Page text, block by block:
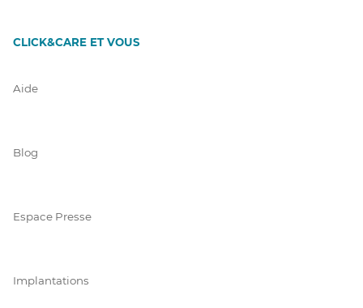
CLICK&CARE ET VOUS
Aide
Blog
Espace Presse
Implantations